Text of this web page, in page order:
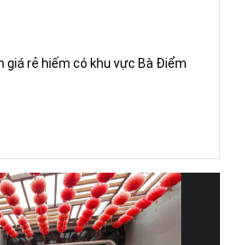
giá rẻ hiếm có khu vực Bà Điểm